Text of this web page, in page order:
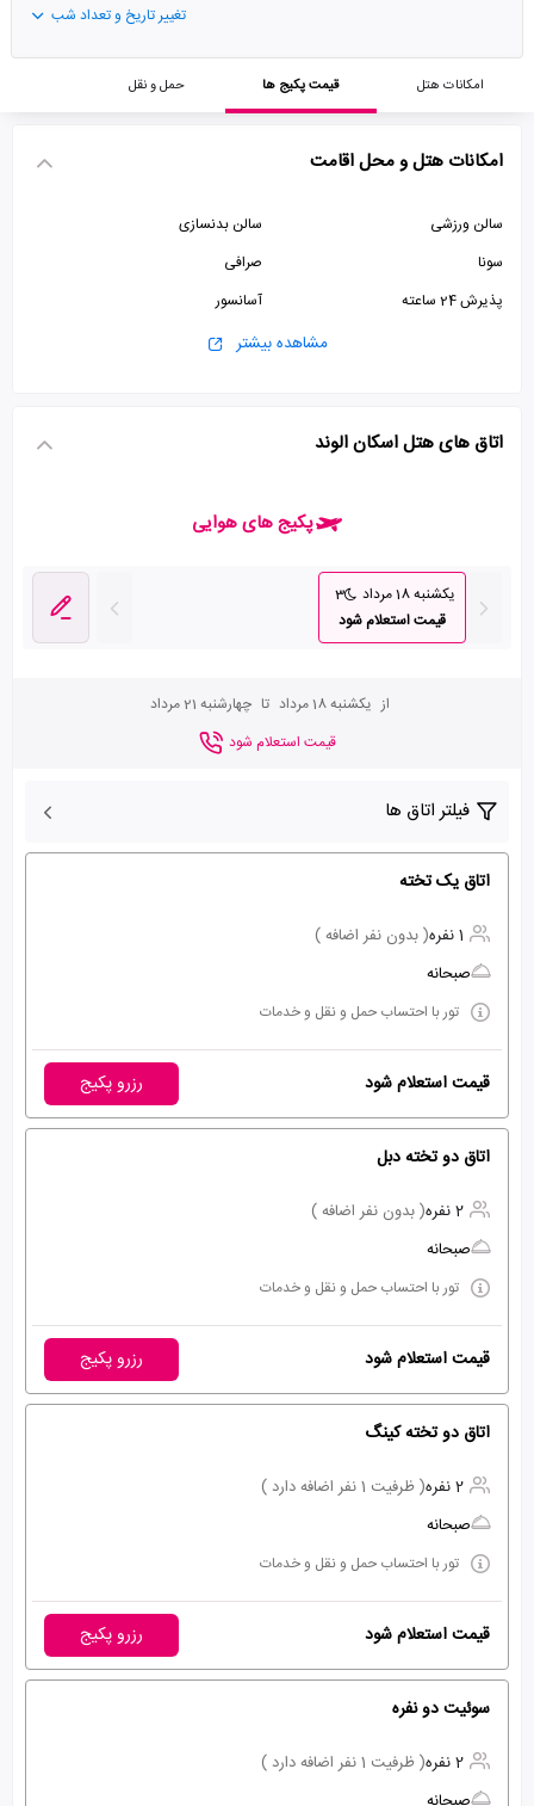
تغییر تاریخ و تعداد شب
امکانات هتل قیمت پکیج ها حمل و نقل
امکانات هتل و محل اقامت
سالن ورزشی
سالن بدنسازی
سونا
صرافی
پذیرش 24 ساعته
آسانسور
کافی شاپمشاهده بیشتر
اتاق های هتل اسکان الوند
پکیج های هوایی
یکشنبه 18 مرداد
3
قیمت استعلام شود
از یکشنبه 18 مرداد تا چهارشنبه 21 مرداد
قیمت استعلام شود
فیلتر اتاق ها
اتاق یک تخته
1 نفره
( بدون نفر اضافه )
صبحانه
تور با احتساب حمل و نقل و خدمات
قیمت استعلام شود رزرو پکیج
اتاق دو تخته دبل
2 نفره
( بدون نفر اضافه )
صبحانه
تور با احتساب حمل و نقل و خدمات
قیمت استعلام شود رزرو پکیج
اتاق دو تخته کینگ
2 نفره
( ظرفیت 1 نفر اضافه دارد )
صبحانه
تور با احتساب حمل و نقل و خدمات
قیمت استعلام شود رزرو پکیج
سوئیت دو نفره
2 نفره
( ظرفیت 1 نفر اضافه دارد )